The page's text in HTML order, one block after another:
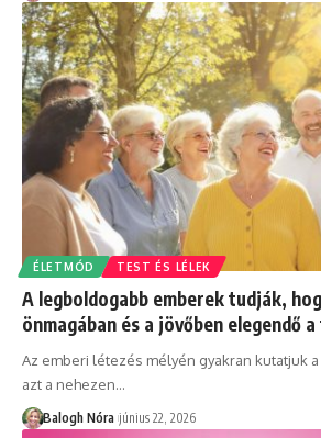
ÉLETMÓD TEST ÉS LÉLEK
A legboldogabb emberek tudják,
önmagában és a jövőben elegendő
Az emberi létezés mélyén gyakran kutatjuk
azt a nehezen…
Balogh Nóra június 22, 2026